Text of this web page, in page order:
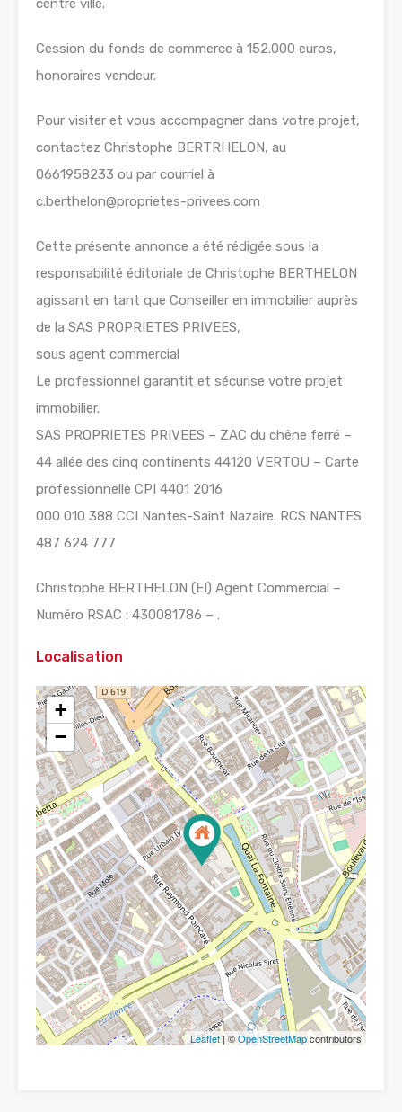
centre ville.
Cession du fonds de commerce à 152.000 euros,
honoraires vendeur.
Pour visiter et vous accompagner dans votre projet,
contactez Christophe BERTRHELON, au
0661958233 ou par courriel à
c.berthelon@proprietes-privees.com
Cette présente annonce a été rédigée sous la
responsabilité éditoriale de Christophe BERTHELON
agissant en tant que Conseiller en immobilier auprès
de la SAS PROPRIETES PRIVEES,
sous agent commercial
Le professionnel garantit et sécurise votre projet
immobilier.
SAS PROPRIETES PRIVEES – ZAC du chêne ferré –
44 allée des cinq continents 44120 VERTOU – Carte
professionnelle CPI 4401 2016
000 010 388 CCI Nantes-Saint Nazaire. RCS NANTES
487 624 777
Christophe BERTHELON (EI) Agent Commercial –
Numéro RSAC : 430081786 – .
Localisation
+
−
Leaflet| ©OpenStreetMapcontributors